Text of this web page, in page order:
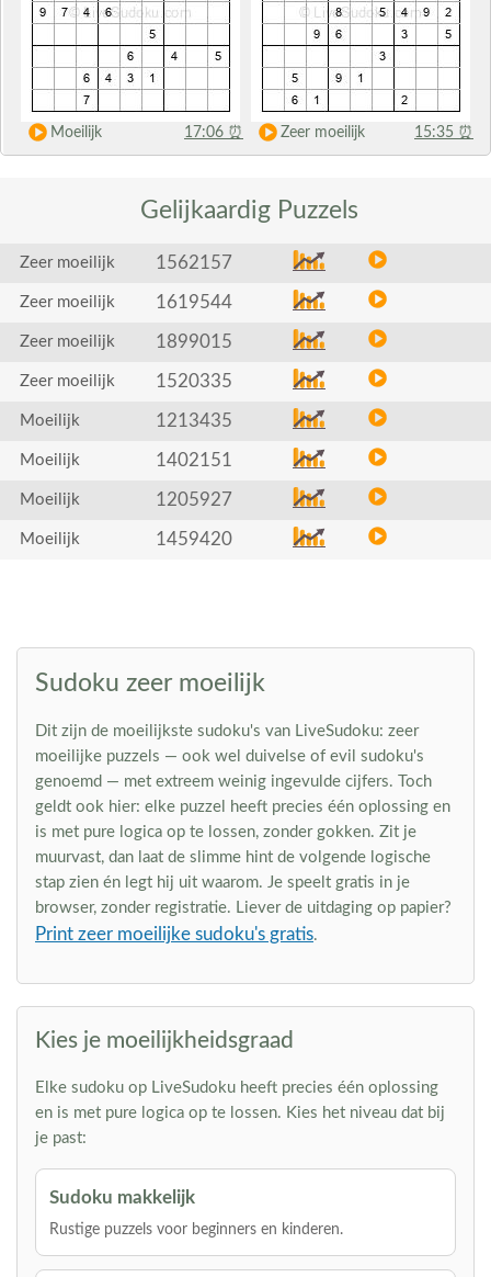
Moeilijk 17:06 ⏰ Zeer moeilijk 15:35 ⏰
Gelijkaardig Puzzels
Zeer moeilijk 1562157
Zeer moeilijk 1619544
Zeer moeilijk 1899015
Zeer moeilijk 1520335
Moeilijk 1213435
Moeilijk 1402151
Moeilijk 1205927
Moeilijk 1459420
Sudoku zeer moeilijk
Dit zijn de moeilijkste sudoku's van LiveSudoku: zeer
moeilijke puzzels — ook wel duivelse of evil sudoku's
genoemd — met extreem weinig ingevulde cijfers. Toch
geldt ook hier: elke puzzel heeft precies één oplossing en
is met pure logica op te lossen, zonder gokken. Zit je
muurvast, dan laat de slimme hint de volgende logische
stap zien én legt hij uit waarom. Je speelt gratis in je
browser, zonder registratie. Liever de uitdaging op papier?
Print zeer moeilijke sudoku's gratis.
Kies je moeilijkheidsgraad
Elke sudoku op LiveSudoku heeft precies één oplossing
en is met pure logica op te lossen. Kies het niveau dat bij
je past:
Sudoku makkelijk
Rustige puzzels voor beginners en kinderen.